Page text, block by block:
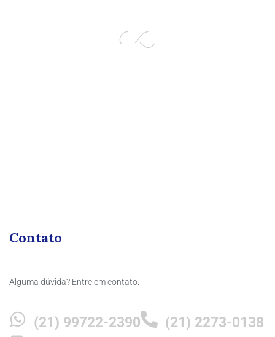
Contato
Alguma dúvida? Entre em contato:
(21) 99722-2390
(21) 2273-0138